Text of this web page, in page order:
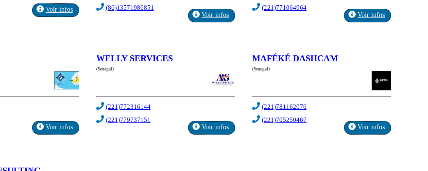
Voir infos
(86)13571986851
Voir infos
(221)771064964
Voir infos
Voir infos
WELLY SERVICES
(Senegal)
(221)772316144
(221)779737151
Voir infos
MAFÉKÉ DASHCAM
(Senegal)
(221)781162076
(221)705250467
Voir infos